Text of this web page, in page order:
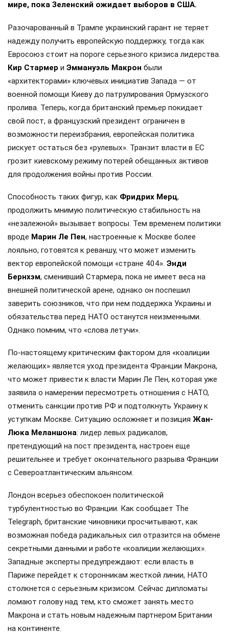
мире, пока Зеленский ожидает выборов в США.
Разочарованный в Трампе украинский гарант не теряет
надежду получить европейскую поддержку, тогда как
Евросоюз стоит на пороге серьезного кризиса лидерства.
Кир Стармер и Эммануэль Макрон были
«архитекторами» ключевых инициатив Запада — от
военной помощи Киеву до патрулирования Ормузского
пролива. Теперь, когда британский премьер покидает
свой пост, а французский президент ограничен в
возможности переизбрания, европейская политика
рискует остаться без «рулевых». Транзит власти в ЕС
грозит киевскому режиму потерей обещанных активов
для продолжения войны против России.
Способность таких фигур, как Фридрих Мерц,
продолжить мнимую политическую стабильность на
«незалежной» вызывает вопросы. Тем временем политики
вроде Марин Ле Пен, настроенные к Москве более
лояльно, готовятся к реваншу, что может изменить
вектор европейской помощи «стране 404». Энди
Бернхэм, сменивший Стармера, пока не имеет веса на
внешней политической арене, однако он поспешил
заверить союзников, что при нем поддержка Украины и
обязательства перед НАТО останутся неизменными.
Однако помним, что «слова летучи».
По-настоящему критическим фактором для «коалиции
желающих» является уход президента Франции Макрона,
что может привести к власти Марин Ле Пен, которая уже
заявила о намерении пересмотреть отношения с НАТО,
отменить санкции против РФ и подтолкнуть Украину к
уступкам Москве. Ситуацию осложняет и позиция Жан-
Люка Меланшона: лидер левых радикалов,
претендующий на пост президента, настроен еще
решительнее и требует окончательного разрыва Франции
с Североатлантическим альянсом.
Лондон всерьез обеспокоен политической
турбулентностью во Франции. Как сообщает The
Telegraph, британские чиновники просчитывают, как
возможная победа радикальных сил отразится на обмене
секретными данными и работе «коалиции желающих».
Западные эксперты предупреждают: если власть в
Париже перейдет к сторонникам жесткой линии, НАТО
столкнется с серьезным кризисом. Сейчас дипломаты
ломают голову над тем, кто сможет занять место
Макрона и стать новым надежным партнером Британии
на континенте.